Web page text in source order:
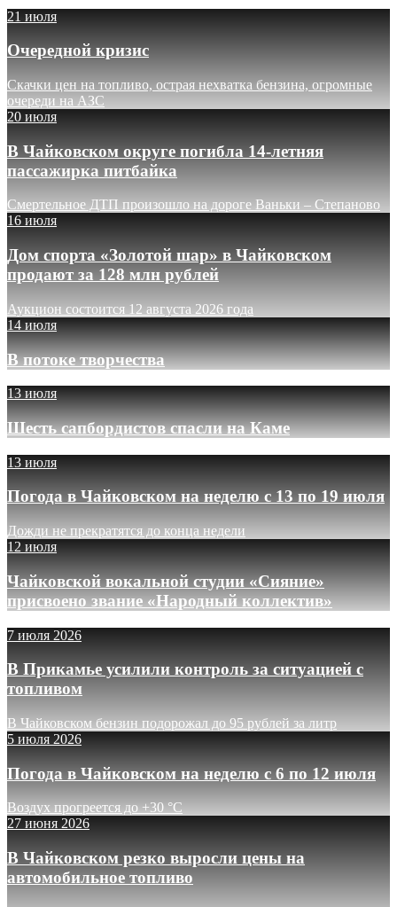
21 июля
Очередной кризис
Скачки цен на топливо, острая нехватка бензина, огромные
очереди на АЗС
20 июля
В Чайковском округе погибла 14-летняя
пассажирка питбайка
Смертельное ДТП произошло на дороге Ваньки – Степаново
16 июля
Дом спорта «Золотой шар» в Чайковском
продают за 128 млн рублей
Аукцион состоится 12 августа 2026 года
14 июля
В потоке творчества
13 июля
Шесть сапбордистов спасли на Каме
13 июля
Погода в Чайковском на неделю с 13 по 19 июля
Дожди не прекратятся до конца недели
12 июля
Чайковской вокальной студии «Сияние»
присвоено звание «Народный коллектив»
7 июля 2026
В Прикамье усилили контроль за ситуацией с
топливом
В Чайковском бензин подорожал до 95 рублей за литр
5 июля 2026
Погода в Чайковском на неделю с 6 по 12 июля
Воздух прогреется до +30 °C
27 июня 2026
В Чайковском резко выросли цены на
автомобильное топливо